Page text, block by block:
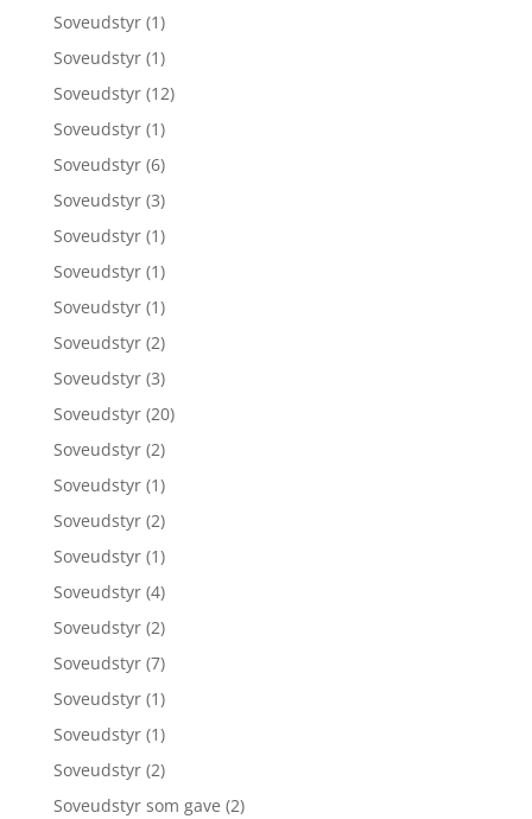
Soveudstyr (1)
Soveudstyr (1)
Soveudstyr (12)
Soveudstyr (1)
Soveudstyr (6)
Soveudstyr (3)
Soveudstyr (1)
Soveudstyr (1)
Soveudstyr (1)
Soveudstyr (2)
Soveudstyr (3)
Soveudstyr (20)
Soveudstyr (2)
Soveudstyr (1)
Soveudstyr (2)
Soveudstyr (1)
Soveudstyr (4)
Soveudstyr (2)
Soveudstyr (7)
Soveudstyr (1)
Soveudstyr (1)
Soveudstyr (2)
Soveudstyr som gave (2)